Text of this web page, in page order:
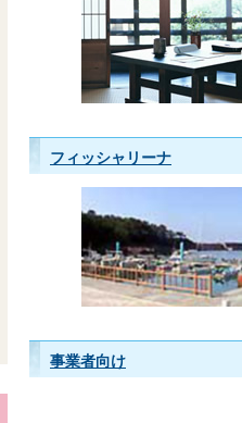
フィッシャリーナ
事業者向け